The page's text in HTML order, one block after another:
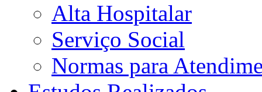
Alta Hospitalar
Serviço Social
Normas para